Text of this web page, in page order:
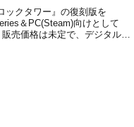
ックタワー』の復刻版を
＆PC(Steam)向けとして
売価格は未定で、デジタル＆